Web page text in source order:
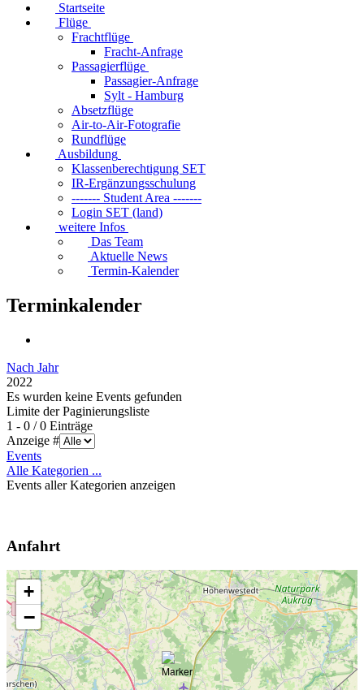
Startseite
Flüge
Frachtflüge
Fracht-Anfrage
Passagierflüge
Passagier-Anfrage
Sylt - Hamburg
Absetzflüge
Air-to-Air-Fotografie
Rundflüge
Ausbildung
Klassenberechtigung SET
IR-Ergänzungsschulung
------- Student Area -------
Login SET (land)
weitere Infos
Das Team
Aktuelle News
Termin-Kalender
Terminkalender
Nach Jahr
2022
Es wurden keine Events gefunden
Limite der Paginierungsliste
1 - 0 / 0 Einträge
Anzeige #
Events
Alle Kategorien ...
Events aller Kategorien anzeigen
Anfahrt
+
−